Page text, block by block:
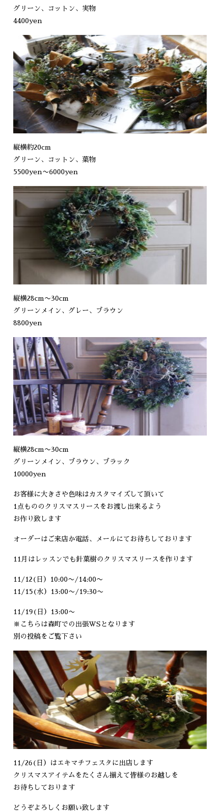
グリーン、コットン、実物
4400yen
縦横約20cm
グリーン、コットン、葉物
5500yen〜6000yen
縦横28cm〜30cm
グリーンメイン、グレー、ブラウン
8800yen
縦横28cm〜30cm
グリーンメイン、ブラウン、ブラック
10000yen
お客様に大きさや色味はカスタマイズして頂いて
1点もののクリスマスリースをお渡し出来るよう
お作り致します
オーダーはご来店か電話、メールにてお待ちしております
11月はレッスンでも針葉樹のクリスマスリースを作ります
11/12(日）10:00〜/14:00〜
11/15(水）13:00〜/19:30〜
11/19(日）13:00〜
※こちらは森町での出張WSとなります
別の投稿をご覧下さい
11/26(日）はエキマチフェスタに出店します
クリスマスアイテムをたくさん揃えて皆様のお越しを
お待ちしております
どうぞよろしくお願い致します